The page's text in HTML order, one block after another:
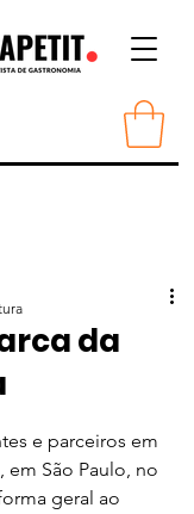
da
5 estrelas.
e parceiros em
São Paulo, no
geral ao